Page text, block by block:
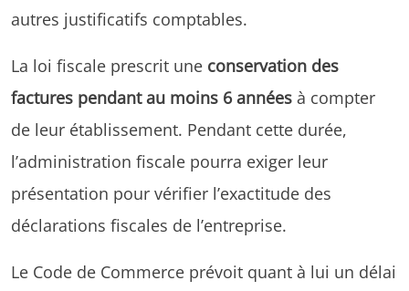
autres justificatifs comptables.
La loi fiscale prescrit une conservation des
factures pendant au moins 6 années à compter
de leur établissement. Pendant cette durée,
l’administration fiscale pourra exiger leur
présentation pour vérifier l’exactitude des
déclarations fiscales de l’entreprise.
Le Code de Commerce prévoit quant à lui un délai